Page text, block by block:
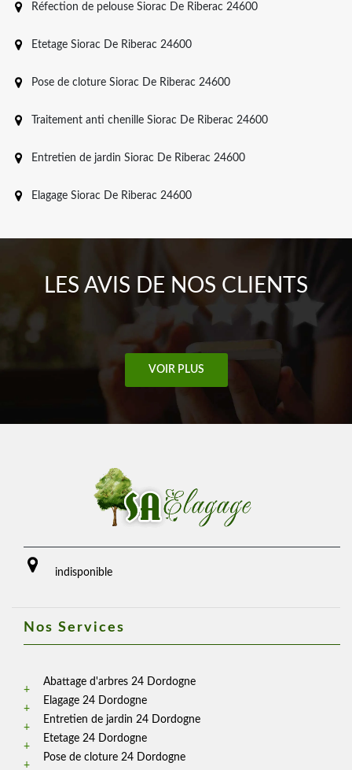
Réfection de pelouse Siorac De Riberac 24600
Etetage Siorac De Riberac 24600
Pose de cloture Siorac De Riberac 24600
Traitement anti chenille Siorac De Riberac 24600
Entretien de jardin Siorac De Riberac 24600
Elagage Siorac De Riberac 24600
LES AVIS DE NOS CLIENTS
VOIR PLUS
indisponible
Nos Services
Abattage d'arbres 24 Dordogne
Elagage 24 Dordogne
Entretien de jardin 24 Dordogne
Etetage 24 Dordogne
Pose de cloture 24 Dordogne